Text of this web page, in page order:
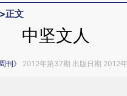
>正文
中坚文人
刊》 2012年第37期 出版日期 2012